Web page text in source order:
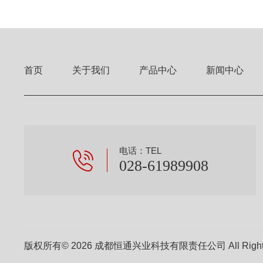
首页 关于我们 产品中心 新闻中心
电话：TEL
028-61989908
版权所有© 2026 成都恒通兴业科技有限责任公司 All